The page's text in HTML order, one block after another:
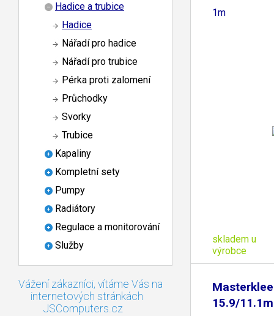
Hadice a trubice
Hadice
Nářadí pro hadice
Nářadí pro trubice
Pérka proti zalomení
Průchodky
Svorky
Trubice
Kapaliny
Kompletní sety
Pumpy
Radiátory
Regulace a monitorování
Služby
Vážení zákazníci, vítáme Vás na
internetových stránkách
JSComputers.cz
1m
skladem u
výrobce
15.9/